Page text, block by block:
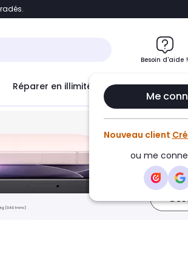
Besoin d'aide ?
Me
Nouveau client
ou me
Réparer en illimité avec Le Club Infinity